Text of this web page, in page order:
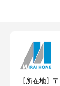
【所在地】